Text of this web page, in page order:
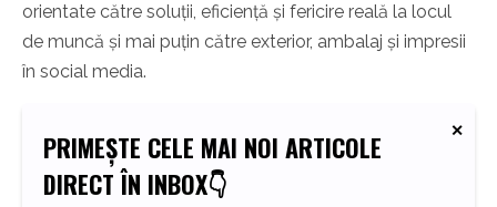
orientate către soluții, eficiență și fericire reală la locul
de muncă și mai puțin către exterior, ambalaj și impresii
în social media.
PRIMEȘTE CELE MAI NOI ARTICOLE
DIRECT ÎN INBOX👇